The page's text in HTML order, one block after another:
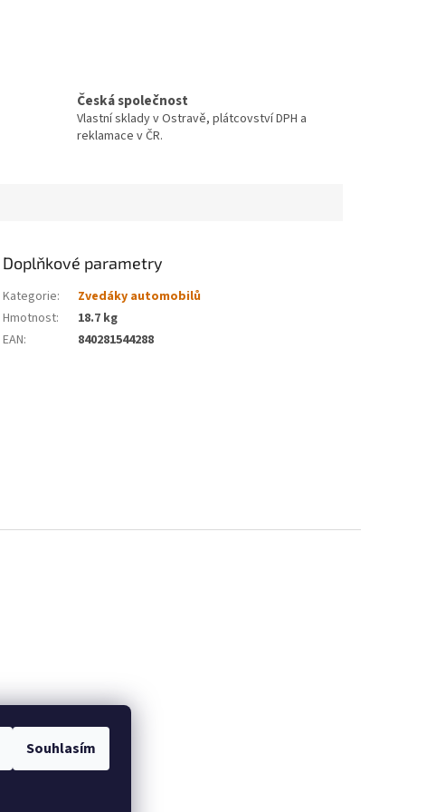
Souhlasím
Česká společnost
Vlastní sklady v Ostravě, plátcovství DPH a
reklamace v ČR.
Doplňkové parametry
Kategorie:
Zvedáky automobilů
Hmotnost:
18.7 kg
EAN: 840281544288